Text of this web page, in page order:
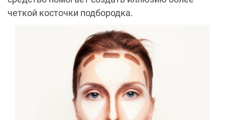
четкой косточки подбородка.